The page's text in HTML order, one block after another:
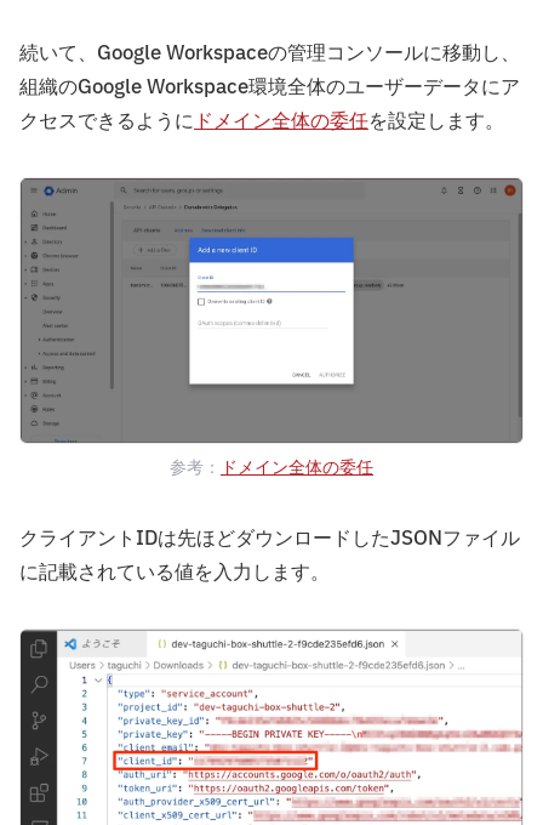
続いて、Google Workspaceの管理コンソールに移動し、
組織のGoogle Workspace環境全体のユーザーデータにア
クセスできるようにドメイン全体の委任を設定します。
参考： ドメイン全体の委任
クライアントIDは先ほどダウンロードしたJSONファイル
に記載されている値を入力します。